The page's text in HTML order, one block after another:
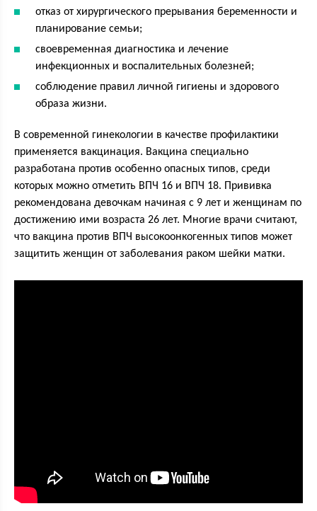
отказ от хирургического прерывания беременности и
планирование семьи;
своевременная диагностика и лечение
инфекционных и воспалительных болезней;
соблюдение правил личной гигиены и здорового
образа жизни.
В современной гинекологии в качестве профилактики
применяется вакцинация. Вакцина специально
разработана против особенно опасных типов, среди
которых можно отметить ВПЧ 16 и ВПЧ 18. Прививка
рекомендована девочкам начиная с 9 лет и женщинам по
достижению ими возраста 26 лет. Многие врачи считают,
что вакцина против ВПЧ высокоонкогенных типов может
защитить женщин от заболевания раком шейки матки.